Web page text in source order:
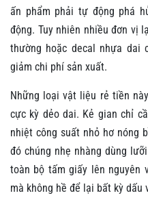
ấn phẩm phải tự động phá
động. Tuy nhiên nhiều đơn vị
thường hoặc decal nhựa dai
giảm chi phí sản xuất.
Những loại vật liệu rẻ tiền
cực kỳ dẻo dai. Kẻ gian chỉ
nhiệt công suất nhỏ hơ nóng
đó chúng nhẹ nhàng dùng
toàn bộ tấm giấy lên nguyên
mà không hề để lại bất kỳ dấu